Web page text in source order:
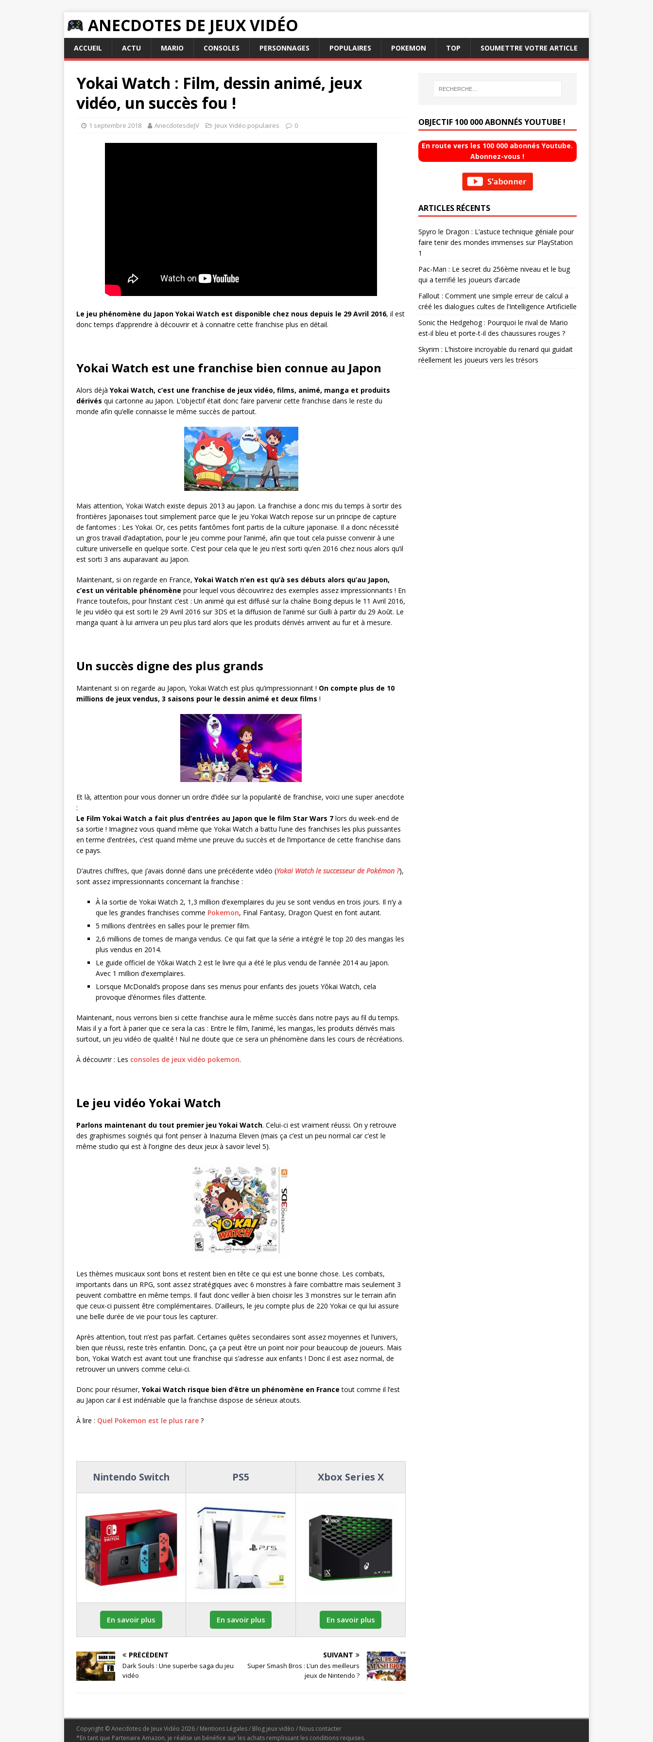
ANECDOTES DE JEUX VIDÉO
ACCUEIL ACTU MARIO CONSOLES PERSONNAGES POPULAIRES POKEMON TOP SOUMETTRE VOTRE ARTICLE
Yokai Watch : Film, dessin animé, jeux
vidéo, un succès fou !
1 septembre 2018 AnecdotesdeJV Jeux Vidéo populaires 0
Le jeu phénomène du Japon Yokai Watch est disponible chez nous depuis le 29 Avril 2016, il est
donc temps d’apprendre à découvrir et à connaitre cette franchise plus en détail.
Yokai Watch est une franchise bien connue au Japon
Alors déjà Yokai Watch, c’est une franchise de jeux vidéo, films, animé, manga et produits
dérivés qui cartonne au Japon. L’objectif était donc faire parvenir cette franchise dans le reste du
monde afin qu’elle connaisse le même succès de partout.
Mais attention, Yokai Watch existe depuis 2013 au Japon. La franchise a donc mis du temps à sortir des
frontières Japonaises tout simplement parce que le jeu Yokai Watch repose sur un principe de capture
de fantomes : Les Yokai. Or, ces petits fantômes font partis de la culture japonaise. Il a donc nécessité
un gros travail d’adaptation, pour le jeu comme pour l’animé, afin que tout cela puisse convenir à une
culture universelle en quelque sorte. C’est pour cela que le jeu n’est sorti qu’en 2016 chez nous alors qu’il
est sorti 3 ans auparavant au Japon.
Maintenant, si on regarde en France, Yokai Watch n’en est qu’à ses débuts alors qu’au Japon,
c’est un véritable phénomène pour lequel vous découvrirez des exemples assez impressionnants ! En
France toutefois, pour l’instant c’est : Un animé qui est diffusé sur la chaîne Boing depuis le 11 Avril 2016,
le jeu vidéo qui est sorti le 29 Avril 2016 sur 3DS et la diffusion de l’animé sur Gulli à partir du 29 Août. Le
manga quant à lui arrivera un peu plus tard alors que les produits dérivés arrivent au fur et à mesure.
Un succès digne des plus grands
Maintenant si on regarde au Japon, Yokai Watch est plus qu’impressionnant ! On compte plus de 10
millions de jeux vendus, 3 saisons pour le dessin animé et deux films !
Et là, attention pour vous donner un ordre d’idée sur la popularité de franchise, voici une super anecdote
:
Le Film Yokai Watch a fait plus d’entrées au Japon que le film Star Wars 7 lors du week-end de
sa sortie ! Imaginez vous quand même que Yokai Watch a battu l’une des franchises les plus puissantes
en terme d’entrées, c’est quand même une preuve du succès et de l’importance de cette franchise dans
ce pays.
D’autres chiffres, que j’avais donné dans une précédente vidéo (Yokai Watch le successeur de Pokémon ?),
sont assez impressionnants concernant la franchise :
À la sortie de Yokai Watch 2, 1,3 million d’exemplaires du jeu se sont vendus en trois jours. Il n’y a
que les grandes franchises comme Pokemon, Final Fantasy, Dragon Quest en font autant.
5 millions d’entrées en salles pour le premier film.
2,6 millions de tomes de manga vendus. Ce qui fait que la série a intégré le top 20 des mangas les
plus vendus en 2014.
Le guide officiel de Yôkai Watch 2 est le livre qui a été le plus vendu de l’année 2014 au Japon.
Avec 1 million d’exemplaires.
Lorsque McDonald’s propose dans ses menus pour enfants des jouets Yôkai Watch, cela
provoque d’énormes files d’attente.
Maintenant, nous verrons bien si cette franchise aura le même succès dans notre pays au fil du temps.
Mais il y a fort à parier que ce sera la cas : Entre le film, l’animé, les mangas, les produits dérivés mais
surtout, un jeu vidéo de qualité ! Nul ne doute que ce sera un phénomène dans les cours de récréations.
À découvrir : Les consoles de jeux vidéo pokemon.
Le jeu vidéo Yokai Watch
Parlons maintenant du tout premier jeu Yokai Watch. Celui-ci est vraiment réussi. On y retrouve
des graphismes soignés qui font penser à Inazuma Eleven (mais ça c’est un peu normal car c’est le
même studio qui est à l’origine des deux jeux à savoir level 5).
Les thèmes musicaux sont bons et restent bien en tête ce qui est une bonne chose. Les combats,
importants dans un RPG, sont assez stratégiques avec 6 monstres à faire combattre mais seulement 3
peuvent combattre en même temps. Il faut donc veiller à bien choisir les 3 monstres sur le terrain afin
que ceux-ci puissent être complémentaires. D’ailleurs, le jeu compte plus de 220 Yokai ce qui lui assure
une belle durée de vie pour tous les capturer.
Après attention, tout n’est pas parfait. Certaines quêtes secondaires sont assez moyennes et l’univers,
bien que réussi, reste très enfantin. Donc, ça ça peut être un point noir pour beaucoup de joueurs. Mais
bon, Yokai Watch est avant tout une franchise qui s’adresse aux enfants ! Donc il est asez normal, de
retrouver un univers comme celui-ci.
Donc pour résumer, Yokai Watch risque bien d’être un phénomène en France tout comme il l’est
au Japon car il est indéniable que la franchise dispose de sérieux atouts.
À lire : Quel Pokemon est le plus rare ?
Nintendo Switch PS5 Xbox Series X
En savoir plus En savoir plus En savoir plus
PRÉCÉDENT
Dark Souls : Une superbe saga du jeu
vidéo
SUIVANT
Super Smash Bros : L’un des meilleurs
jeux de Nintendo ?
OBJECTIF 100 000 ABONNÉS YOUTUBE !
En route vers les 100 000 abonnés Youtube.
Abonnez-vous !
ARTICLES RÉCENTS
Spyro le Dragon : L’astuce technique géniale pour
faire tenir des mondes immenses sur PlayStation
1
Pac-Man : Le secret du 256ème niveau et le bug
qui a terrifié les joueurs d’arcade
Fallout : Comment une simple erreur de calcul a
créé les dialogues cultes de l’Intelligence Artificielle
Sonic the Hedgehog : Pourquoi le rival de Mario
est-il bleu et porte-t-il des chaussures rouges ?
Skyrim : L’histoire incroyable du renard qui guidait
réellement les joueurs vers les trésors
Copyright © Anecdotes de Jeux Vidéo 2026 / Mentions Légales/ Blog jeux vidéo / Nous contacter
*En tant que Partenaire Amazon, je réalise un bénéfice sur les achats remplissant les conditions requises.